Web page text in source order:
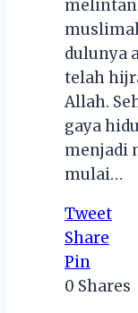
dulunya
telah
Allah.
gaya
menjadi
mulai…
Tweet
Share
Pin
0 Shares